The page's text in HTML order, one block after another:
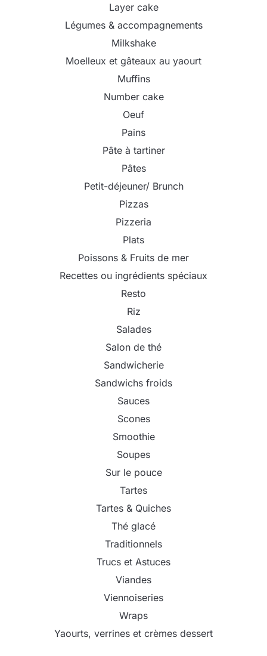
Layer cake
Légumes & accompagnements
Milkshake
Moelleux et gâteaux au yaourt
Muffins
Number cake
Oeuf
Pains
Pâte à tartiner
Pâtes
Petit-déjeuner/ Brunch
Pizzas
Pizzeria
Plats
Poissons & Fruits de mer
Recettes ou ingrédients spéciaux
Resto
Riz
Salades
Salon de thé
Sandwicherie
Sandwichs froids
Sauces
Scones
Smoothie
Soupes
Sur le pouce
Tartes
Tartes & Quiches
Thé glacé
Traditionnels
Trucs et Astuces
Viandes
Viennoiseries
Wraps
Yaourts, verrines et crèmes dessert